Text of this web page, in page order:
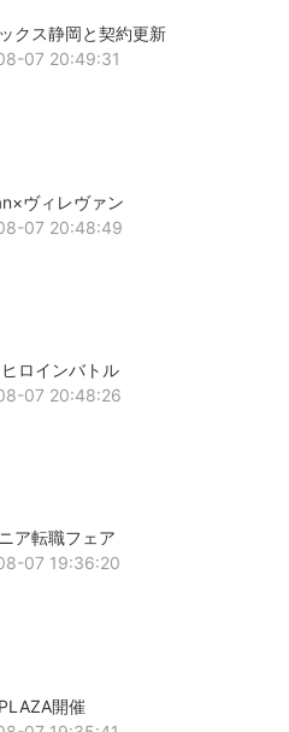
クス静岡と契約更新
07 20:49:31
ヴィレヴァン
07 20:48:49
ロインバトル
07 20:48:26
ア転職フェア
07 19:36:20
開催